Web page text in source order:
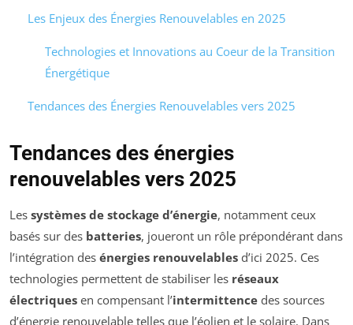
Les Enjeux des Énergies Renouvelables en 2025
Technologies et Innovations au Coeur de la Transition
Énergétique
Tendances des Énergies Renouvelables vers 2025
Tendances des énergies
renouvelables vers 2025
Les systèmes de stockage d’énergie, notamment ceux
basés sur des batteries, joueront un rôle prépondérant dans
l’intégration des énergies renouvelables d’ici 2025. Ces
technologies permettent de stabiliser les réseaux
électriques en compensant l’intermittence des sources
d’énergie renouvelable telles que l’éolien et le solaire. Dans